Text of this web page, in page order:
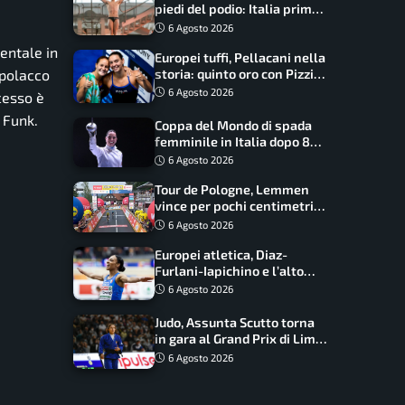
in
è
piedi del podio: Italia prima
nel medagliere
6 Agosto 2026
Europei tuffi, Pellacani nella
storia: quinto oro con Pizzini
nel sincro da 3 metri
6 Agosto 2026
Coppa del Mondo di spada
femminile in Italia dopo 8
anni, Alberta Santuccio: “Il
frutti”
6 Agosto 2026
Tour de Pologne, Lemmen
vince per pochi centimetri
su Scaroni: maxi-caduta e
6 Agosto 2026
Europei atletica, Diaz-
Furlani-Iapichino e l’alto
azzurro: l’Italia sogna nei
6 Agosto 2026
Judo, Assunta Scutto torna
in gara al Grand Prix di Lima:
17 azzurri convocati
6 Agosto 2026